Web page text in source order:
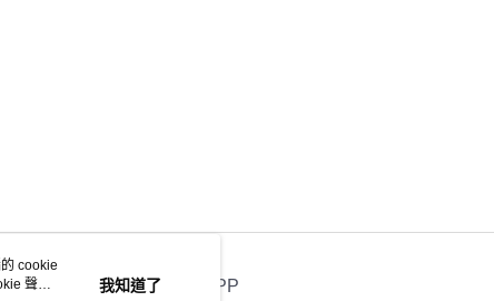
官方APP
cookie
聲明
我知道了